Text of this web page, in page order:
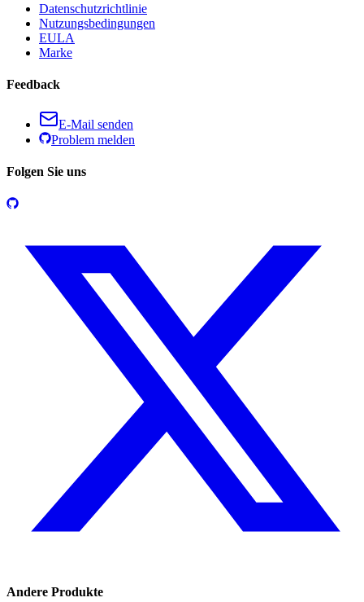
Datenschutzrichtlinie
Nutzungsbedingungen
EULA
Marke
Feedback
E-Mail senden
Problem melden
Folgen Sie uns
Andere Produkte